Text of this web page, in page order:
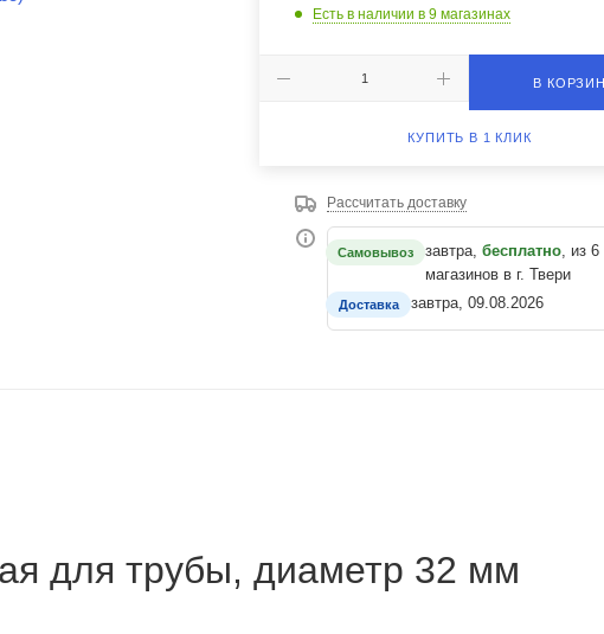
Есть в наличиив 9 магазинах
В
КУПИТЬ В 1 КЛИК
Рассчитать доставку
Самовывоз завтра,бесплатно, из 6
магазинов в г. Твери
Доставка завтра, 09.08.2026
для трубы, диаметр 32 мм